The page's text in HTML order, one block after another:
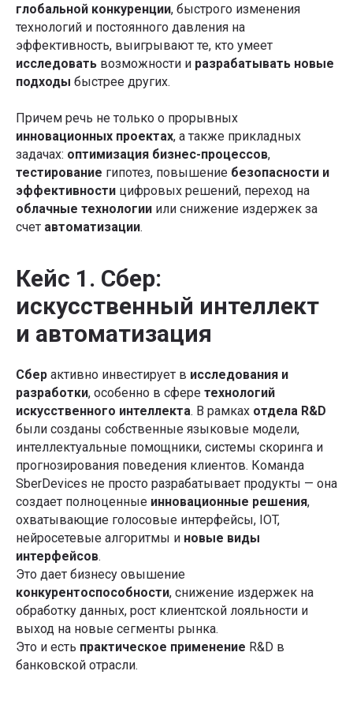
глобальной конкуренции, быстрого изменения
технологий и постоянного давления на
эффективность, выигрывают те, кто умеет
исследовать возможности и разрабатывать новые
подходы быстрее других.
Причем речь не только о прорывных
инновационных проектах, а также прикладных
задачах: оптимизация бизнес-процессов,
тестирование гипотез, повышение безопасности и
эффективности цифровых решений, переход на
облачные технологии или снижение издержек за
счет автоматизации.
Кейс 1. Сбер:
искусственный интеллект
и автоматизация
Сбер активно инвестирует в исследования и
разработки, особенно в сфере технологий
искусственного интеллекта. В рамках отдела R&D
были созданы собственные языковые модели,
интеллектуальные помощники, системы скоринга и
прогнозирования поведения клиентов. Команда
SberDevices не просто разрабатывает продукты — она
создает полноценные инновационные решения,
охватывающие голосовые интерфейсы, IOT,
нейросетевые алгоритмы и новые виды
интерфейсов.
Это дает бизнесу овышение
конкурентоспособности, снижение издержек на
обработку данных, рост клиентской лояльности и
выход на новые сегменты рынка.
Это и есть практическое применение R&D в
банковской отрасли.